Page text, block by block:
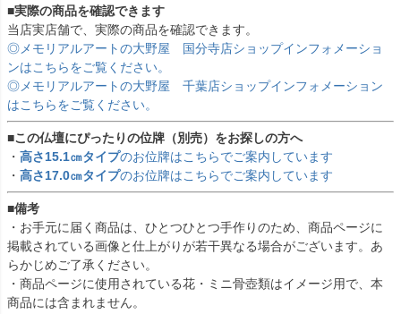
■実際の商品を確認できます
当店実店舗で、実際の商品を確認できます。
◎メモリアルアートの大野屋 国分寺店ショップインフォメーショ
ンはこちらをご覧ください。
◎メモリアルアートの大野屋 千葉店ショップインフォメーション
はこちらをご覧ください。
■この仏壇にぴったりの位牌（別売）をお探しの方へ
・ 高さ15.1㎝タイプのお位牌はこちらでご案内しています
・ 高さ17.0㎝タイプのお位牌はこちらでご案内しています
■備考
・お手元に届く商品は、ひとつひとつ手作りのため、商品ページに
掲載されている画像と仕上がりが若干異なる場合がございます。あ
らかじめご了承ください。
・商品ページに使用されている花・ミニ骨壺類はイメージ用で、本
商品には含まれません。